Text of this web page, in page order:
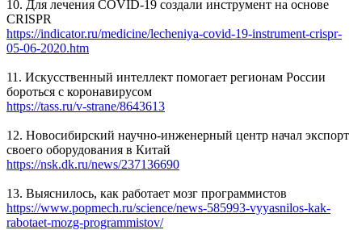
10. Для лечения COVID-19 создали инструмент на основе
CRISPR
https://indicator.ru/medicine/lecheniya-covid-19-instrument-crispr-
05-06-2020.htm
11. Искусственный интеллект помогает регионам России
бороться с коронавирусом
https://tass.ru/v-strane/8643613
12. Новосибирский научно-инженерный центр начал экспорт
своего оборудования в Китай
https://nsk.dk.ru/news/237136690
13. Выяснилось, как работает мозг программистов
https://www.popmech.ru/science/news-585993-vyyasnilos-kak-
rabotaet-mozg-programmistov/